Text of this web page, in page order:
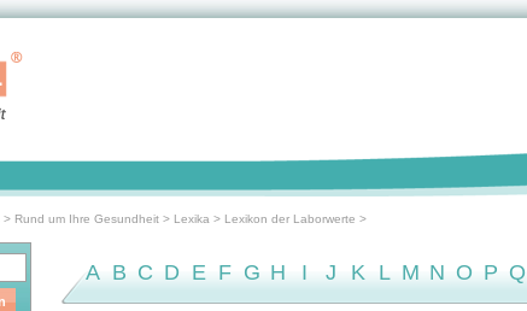
> Rund um Ihre Gesundheit> Lexika > Lexikon der Laborwerte >
A B C D E F G H I J K L M N O P Q